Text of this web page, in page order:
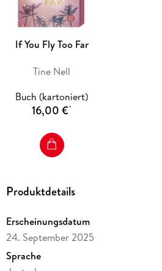
If You Fly Too Far
Tine Nell
Buch (kartoniert)
16,00 €*
Produktdetails
Erscheinungsdatum
24. September 2025
Sprache